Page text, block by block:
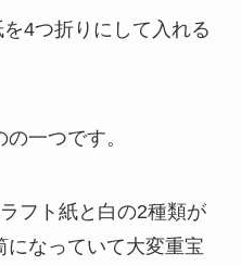
4つ折りにして入れる
一つです。
フト紙と白の2種類が
になっていて大変重宝